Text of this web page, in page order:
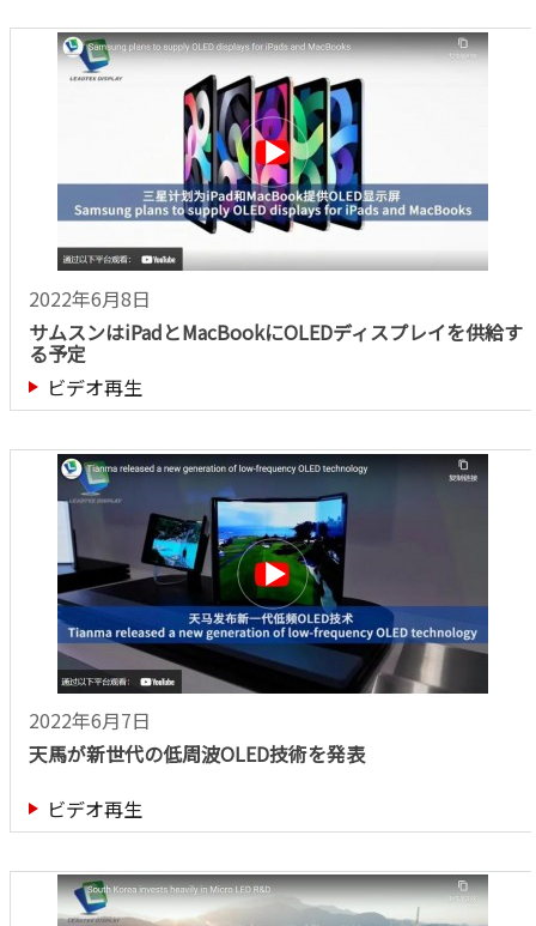
2022年6月8日
サムスンはiPadとMacBookにOLEDディスプレイを供給す
る予定
ビデオ再生
2022年6月7日
天馬が新世代の低周波OLED技術を発表
ビデオ再生